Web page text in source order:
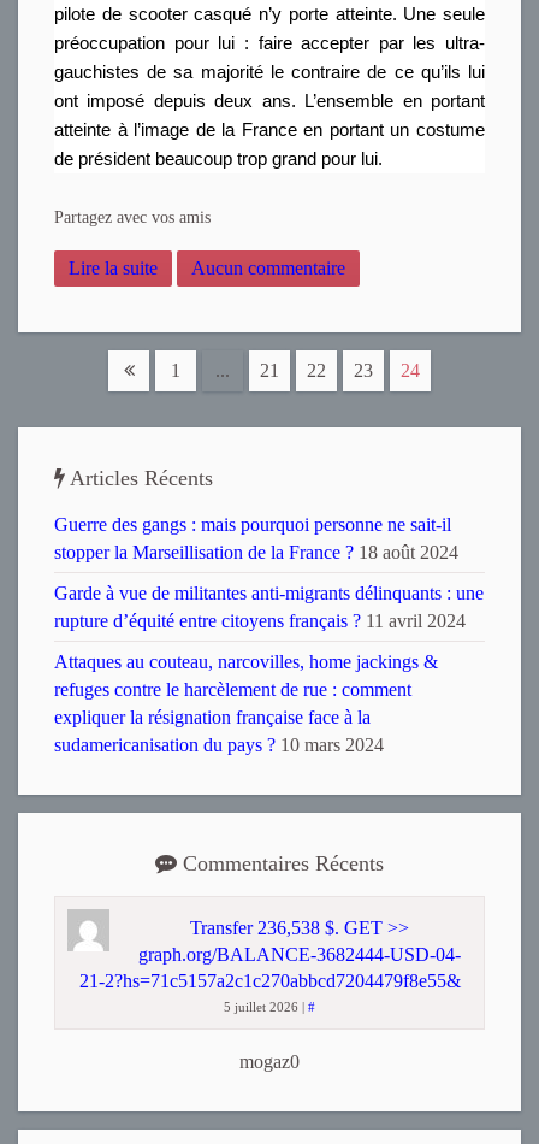
pilote de scooter casqué n’y porte atteinte. Une seule
préoccupation pour lui : faire accepter par les ultra-
gauchistes de sa majorité le contraire de ce qu’ils lui
ont imposé depuis deux ans. L’ensemble en portant
atteinte à l’image de la France en portant un costume
de président beaucoup trop grand pour lui.
Partagez avec vos amis
Lire la suite Aucun commentaire
1 ... 21 22 23 24
Articles Récents
Guerre des gangs : mais pourquoi personne ne sait-il
stopper la Marseillisation de la France ? 18 août 2024
Garde à vue de militantes anti-migrants délinquants : une
rupture d’équité entre citoyens français ? 11 avril 2024
Attaques au couteau, narcovilles, home jackings &
refuges contre le harcèlement de rue : comment
expliquer la résignation française face à la
sudamericanisation du pays ? 10 mars 2024
Commentaires Récents
Transfer 236,538 $. GET >>
graph.org/BALANCE-3682444-USD-04-
21-2?hs=71c5157a2c1c270abbcd7204479f8e55&
5 juillet 2026 | #
mogaz0